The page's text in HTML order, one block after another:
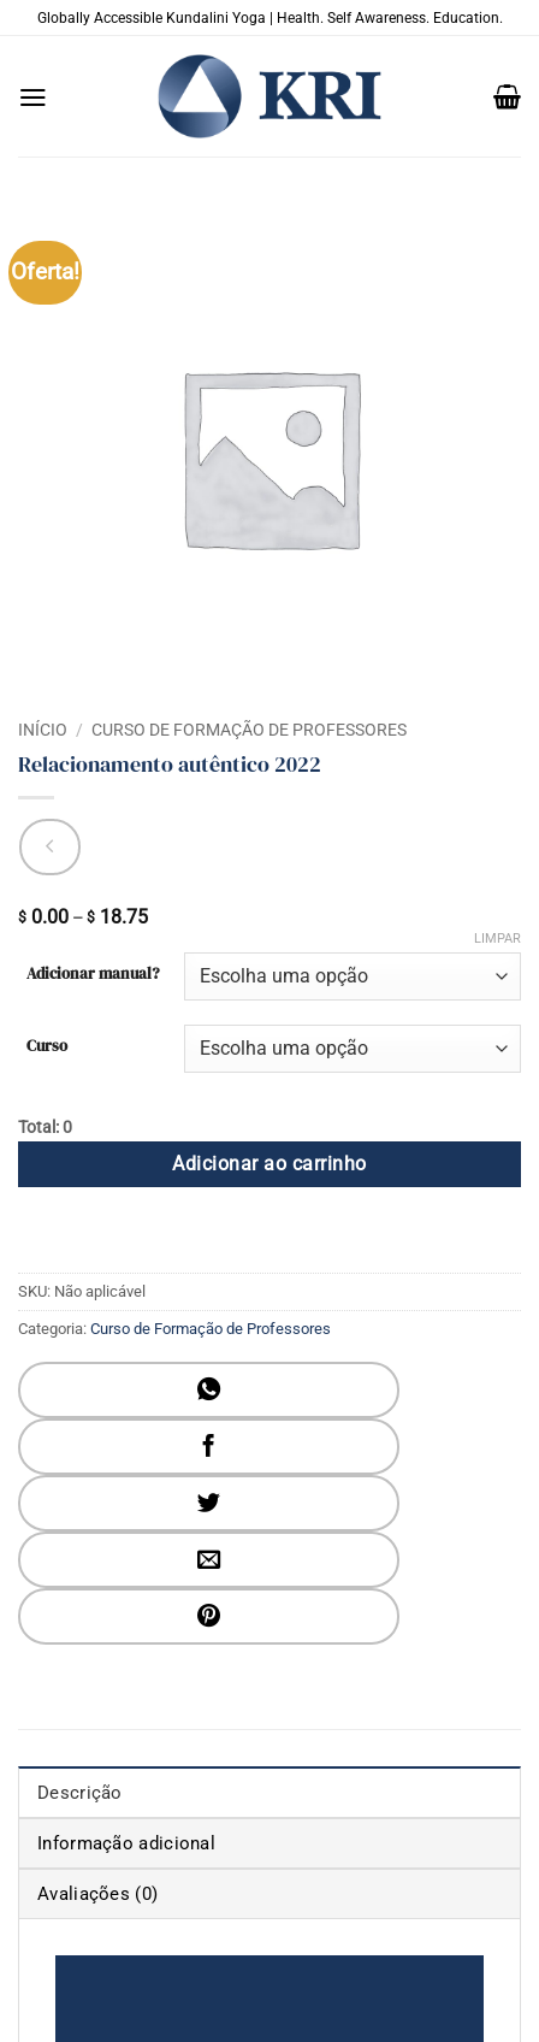
Globally Accessible Kundalini Yoga | Health. Self Awareness. Education.
Oferta!
INÍCIO / CURSO DE FORMAÇÃO DE PROFESSORES
Relacionamento autêntico 2022
$ 0.00 – $ 18.75Faixa
preço:
$ 0.00
através
$ 18.75
Adicionar manual?
Curso
LIMPAR
Total: 0
Adicionar ao carrinho
SKU: Não aplicável
Categoria: Curso de Formação de Professores
Descrição
Informação adicional
Avaliações (0)